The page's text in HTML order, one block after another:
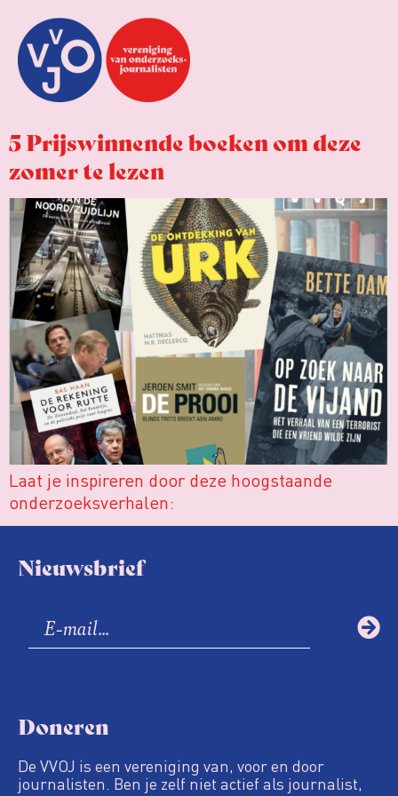
5 Prijswinnende boeken om deze
zomer te lezen
Laat je inspireren door deze hoogstaande
onderzoeksverhalen:
Nieuwsbrief
Doneren
De VVOJ is een vereniging van, voor en door
journalisten. Ben je zelf niet actief als journalist,